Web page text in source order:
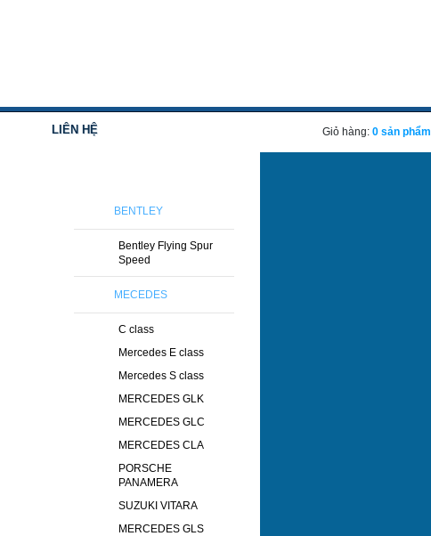
Giỏ hàng: 0 sản phẩm
LIÊN HỆ
BENTLEY
Bentley Flying Spur
Speed
MECEDES
C class
Mercedes E class
Mercedes S class
MERCEDES GLK
MERCEDES GLC
MERCEDES CLA
PORSCHE
PANAMERA
SUZUKI VITARA
MERCEDES GLS